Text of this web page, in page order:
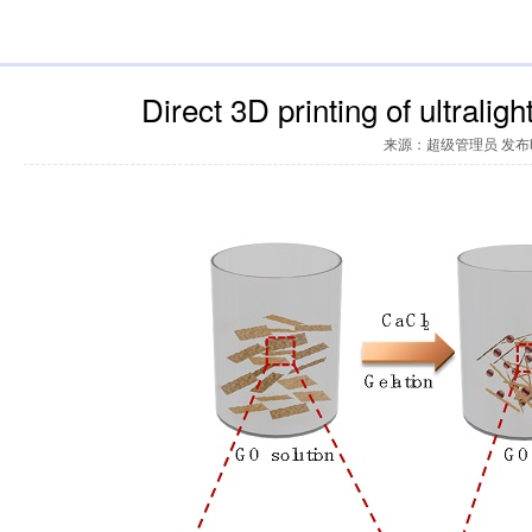
Direct 3D printing of
来源：超级管理员 发